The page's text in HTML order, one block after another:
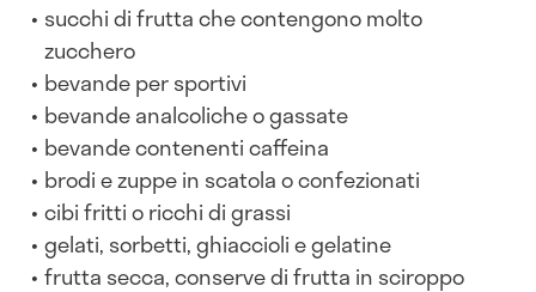
succhi di frutta che contengono molto
zucchero
bevande per sportivi
bevande analcoliche o gassate
bevande contenenti caffeina
brodi e zuppe in scatola o confezionati
cibi fritti o ricchi di grassi
gelati, sorbetti, ghiaccioli e gelatine
frutta secca, conserve di frutta in sciroppo